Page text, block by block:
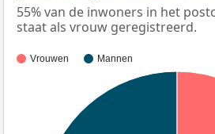
55% van de inwoners in het
staat als vrouw geregistreerd.
Vrouwen Mannen